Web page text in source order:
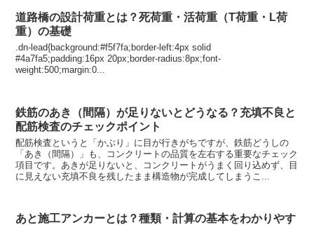
道路橋の設計荷重とは？死荷重・活荷重（T荷重・L荷
重）の基礎
.dn-lead{background:#f5f7fa;border-left:4px solid
#4a7fa5;padding:16px 20px;border-radius:8px;font-
weight:500;margin:0...
鉄筋のあき（間隔）が足りないとどうなる？充填不良と
配筋検査のチェックポイント
配筋検査というと「かぶり」に目が行きがちですが、鉄筋どうしの
「あき（間隔）」も、コンクリートの品質を左右する重要なチェック
項目です。あきが足りないと、コンクリートがうまく回り込めず、目
に見えない充填不良を残したまま構造物が完成してしまうこ...
あと施工アンカーとは？種類・計算の基本をわかりやす